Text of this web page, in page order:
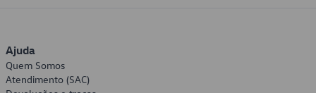
Ajuda
Quem Somos
Atendimento (SAC)